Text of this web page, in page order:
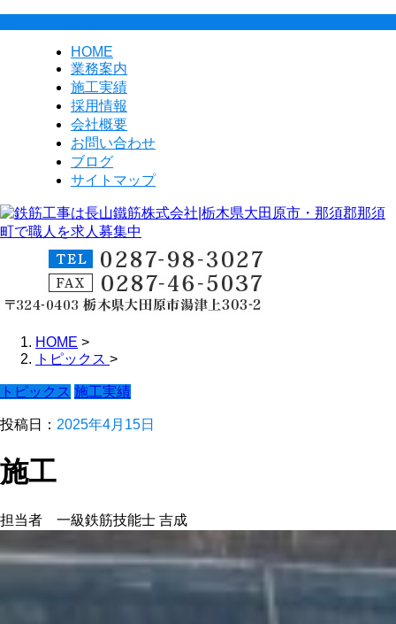
HOME
業務案内
施工実績
採用情報
会社概要
お問い合わせ
ブログ
サイトマップ
HOME >
トピックス >
トピックス 施工実績
投稿日： 2025年4月15日
施工
担当者 一級鉄筋技能士 吉成